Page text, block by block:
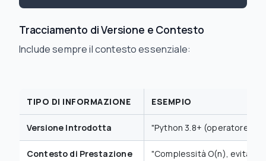
Tracciamento di Versione e Contesto
Include sempre il contesto essenziale:
TIPO DI INFORMAZIONE ESEMPIO
Versione Introdotta "Python 3.8+ (operatore
Contesto di Prestazione "Complessità O(n), evitare